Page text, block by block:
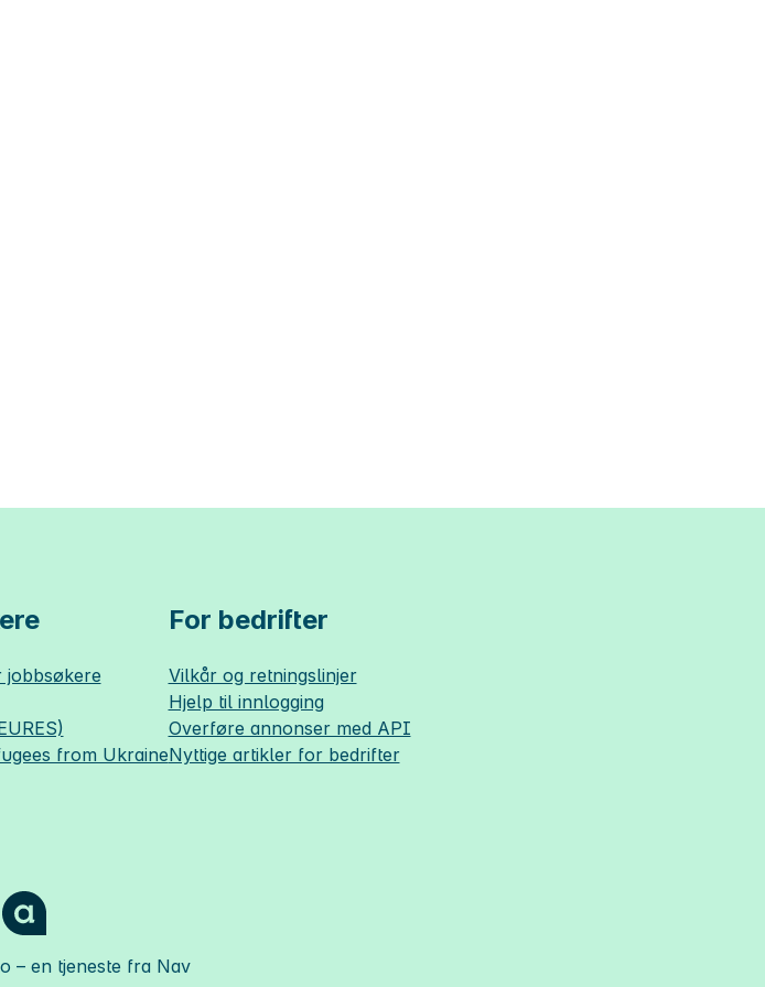
jobbsøkere
from Ukraine
For bedrifter
Vilkår og retningslinjer
Hjelp til innlogging
Overføre annonser med API
Nyttige artikler for bedrifter
– en tjeneste fra Nav